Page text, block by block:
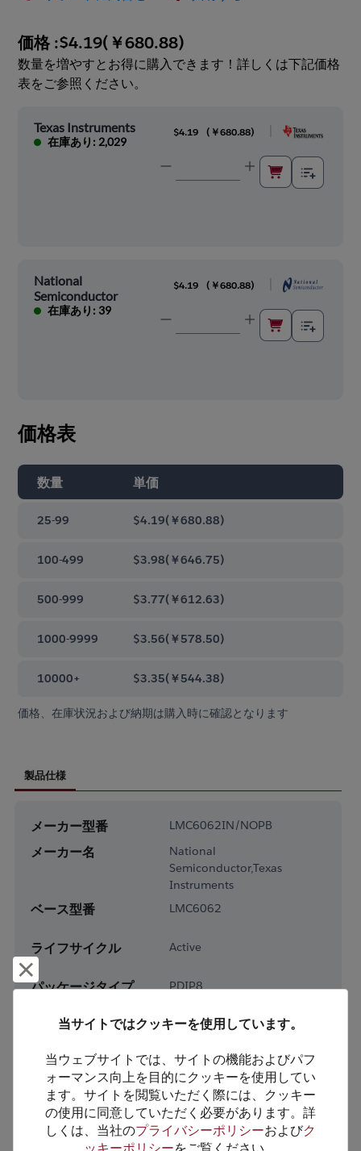
価格 :$4.19(￥680.88)
数量を増やすとお得に購入できます！詳しくは下記価格
表をご参照ください。
Texas Instruments
在庫あり: 2,029
$4.19 ( ￥680.88)
National
Semiconductor
在庫あり: 39
$4.19 ( ￥680.88)
価格表
数量 単価
25-99 $4.19(￥680.88)
100-499 $3.98(￥646.75)
500-999 $3.77(￥612.63)
1000-9999 $3.56(￥578.50)
10000+ $3.35(￥544.38)
価格、在庫状況および納期は購入時に確認となります
製品仕様
メーカー型番 LMC6062IN/NOPB
メーカー名
National
Semiconductor,Texas
Instruments
ベース型番 LMC6062
ライフサイクル Active
パッケージタイプ PDIP8
鉛フリー Yes
梱包形態 Tube
梱包数 40
当サイトではクッキーを使用しています。
当ウェブサイトでは、サイトの機能およびパフ
ォーマンス向上を目的にクッキーを使用してい
ます。サイトを閲覧いただく際には、クッキー
の使用に同意していただく必要があります。詳
しくは、当社のプライバシーポリシーおよびク